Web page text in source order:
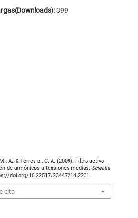
399
A., & Torres p., C. A. (2009). Filtro activo
de armónicos a tensiones medias. Scientia
doi.org/10.22517/23447214.2231
cita